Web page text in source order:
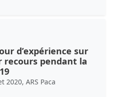
d’expérience sur
recours pendant la
2020, ARS Paca